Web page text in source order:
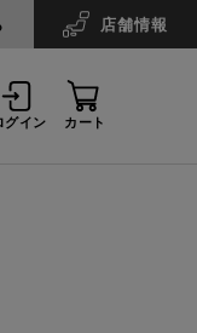
店舗情報
グイン カート